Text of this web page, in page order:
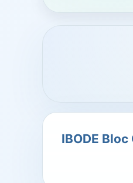
IBODE